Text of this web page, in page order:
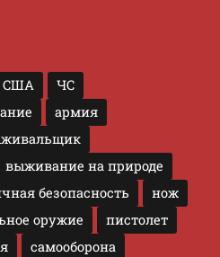
США
ЧС
армия
выживание на природе
безопасность
нож
оружие
пистолет
самооборона